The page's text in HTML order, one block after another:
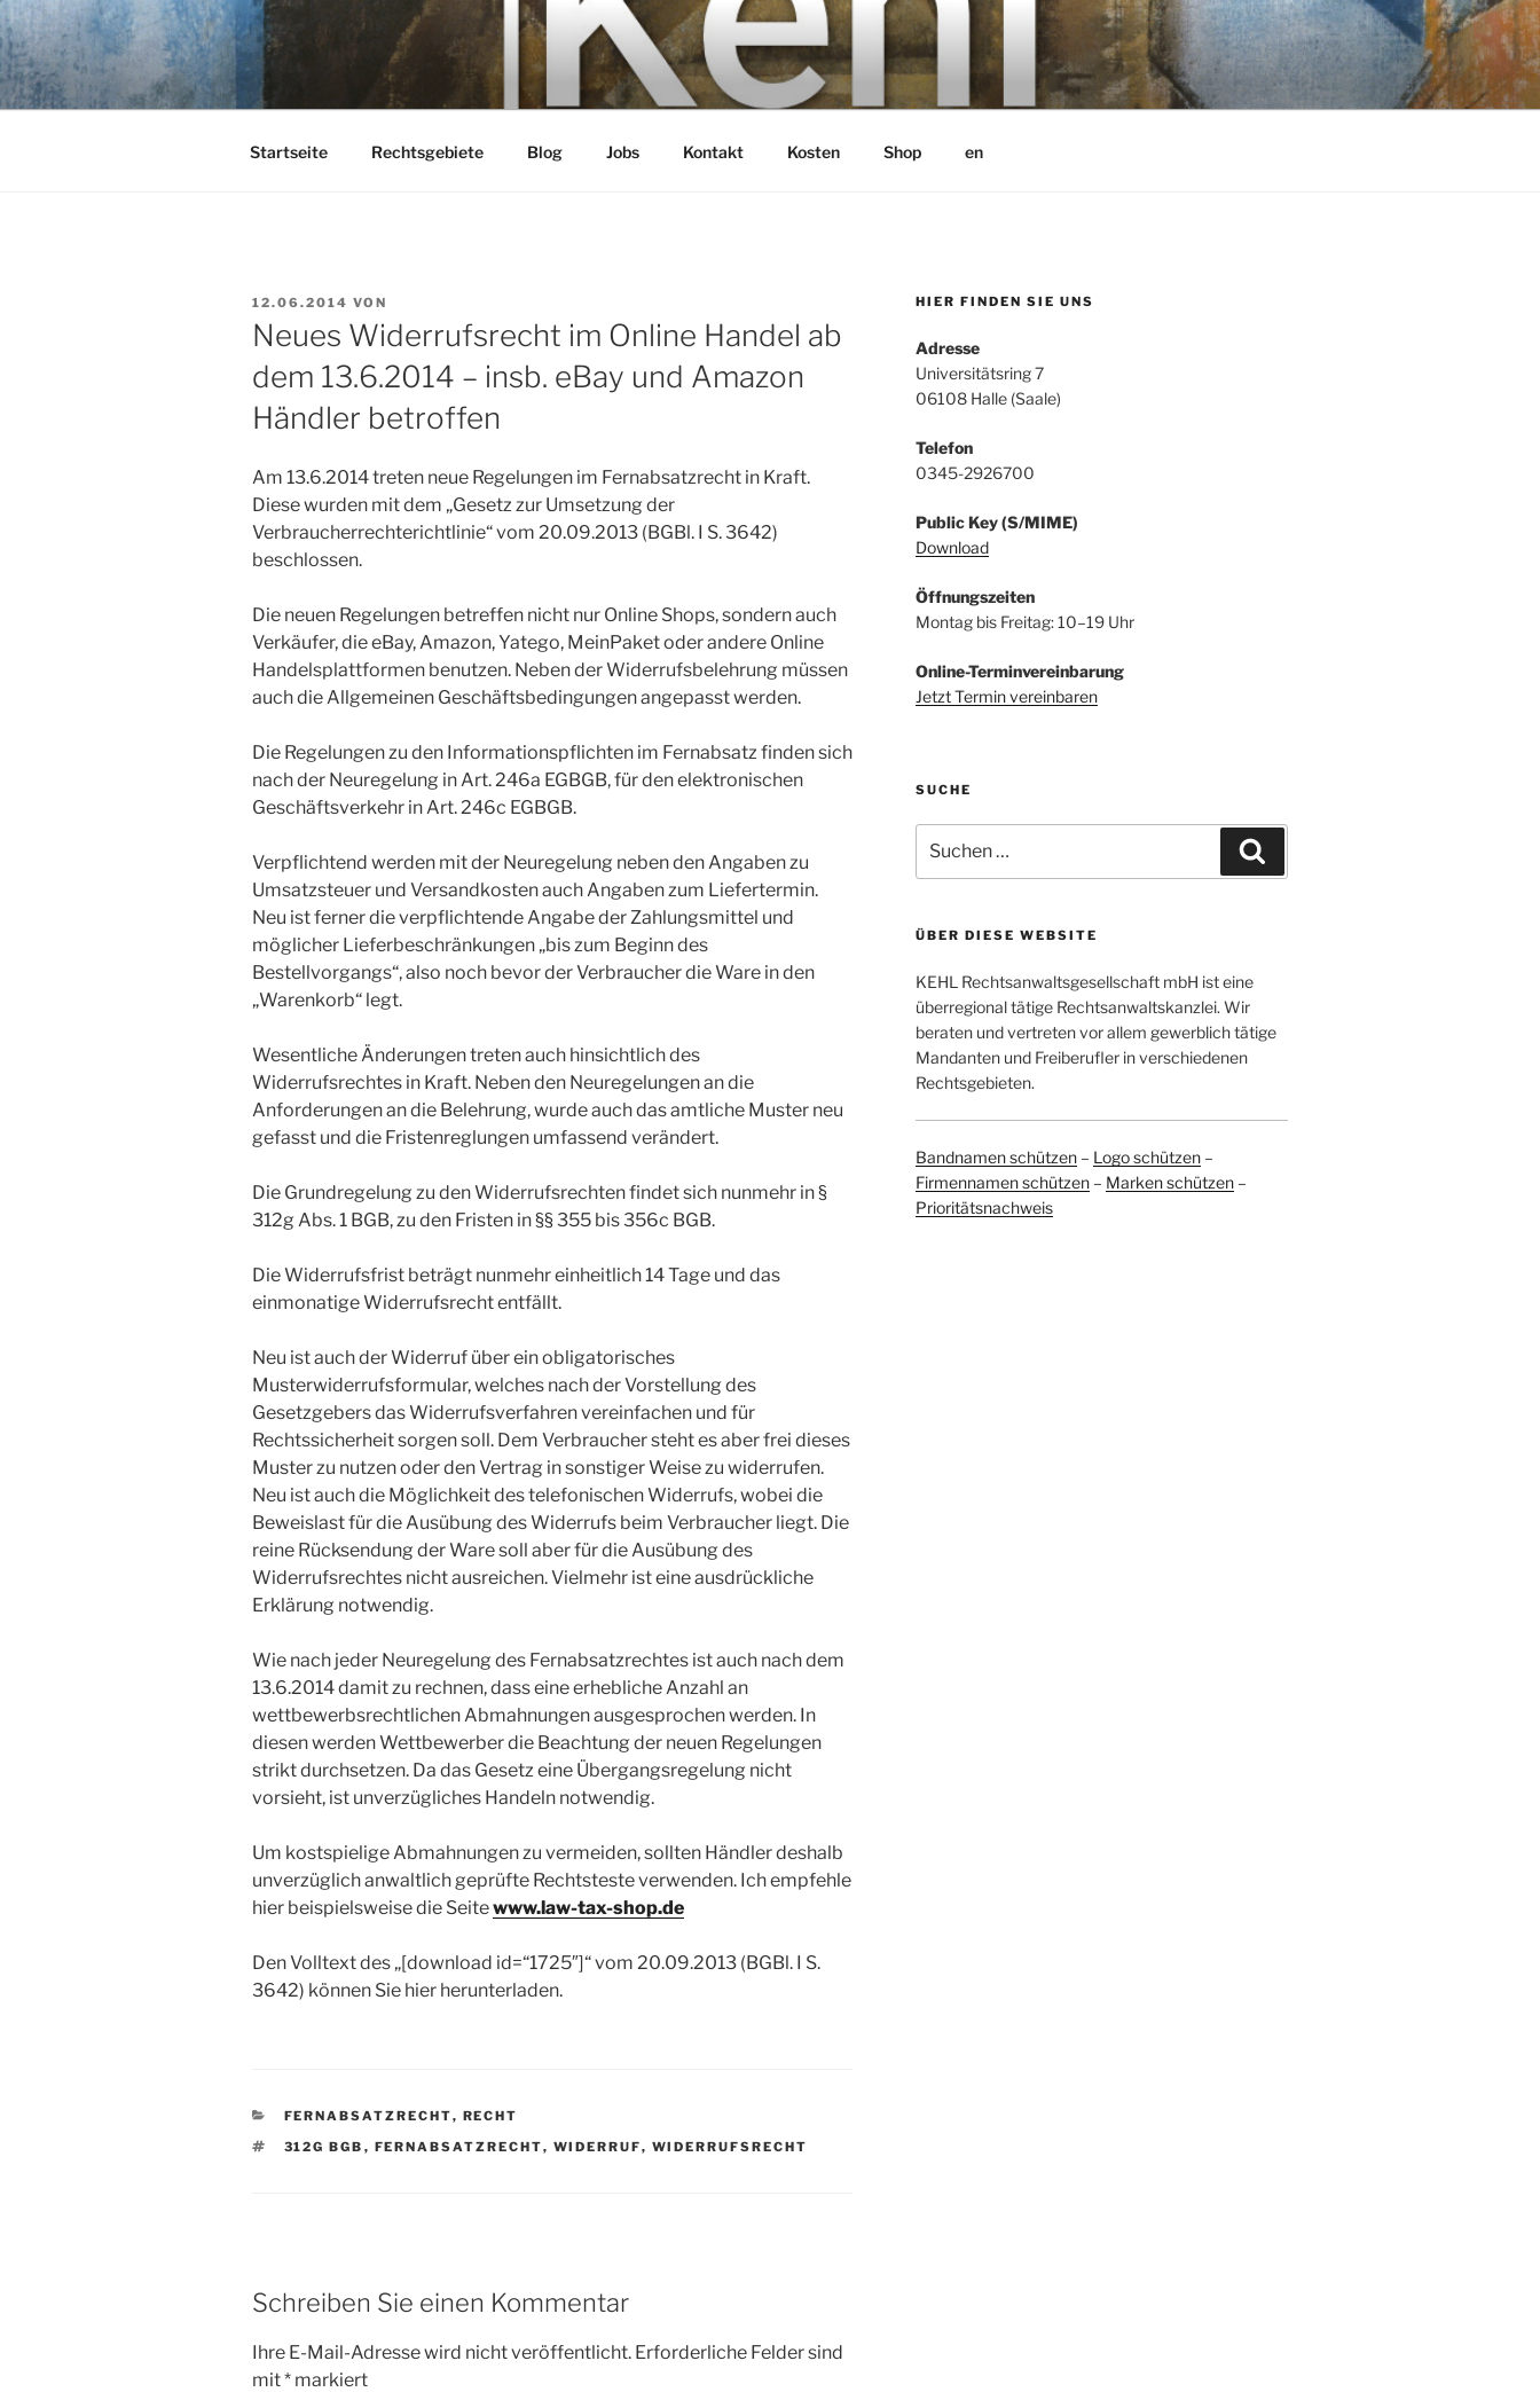
Zum
Inhalt
springen
KEHL
Rechtsanwaltsgesellschaft mbH
Startseite Rechtsgebiete Blog Jobs Kontakt Kosten Shop en
VERÖFFENTLICHT
AM
12.06.2014 VON
Neues Widerrufsrecht im Online Handel ab
dem 13.6.2014 – insb. eBay und Amazon
Händler betroffen
Am 13.6.2014 treten neue Regelungen im Fernabsatzrecht in Kraft.
Diese wurden mit dem „Gesetz zur Umsetzung der
Verbraucherrechterichtlinie“ vom 20.09.2013 (BGBl. I S. 3642)
beschlossen.
Die neuen Regelungen betreffen nicht nur Online Shops, sondern auch
Verkäufer, die eBay, Amazon, Yatego, MeinPaket oder andere Online
Handelsplattformen benutzen. Neben der Widerrufsbelehrung müssen
auch die Allgemeinen Geschäftsbedingungen angepasst werden.
Die Regelungen zu den Informationspflichten im Fernabsatz finden sich
nach der Neuregelung in Art. 246a EGBGB, für den elektronischen
Geschäftsverkehr in Art. 246c EGBGB.
Verpflichtend werden mit der Neuregelung neben den Angaben zu
Umsatzsteuer und Versandkosten auch Angaben zum Liefertermin.
Neu ist ferner die verpflichtende Angabe der Zahlungsmittel und
möglicher Lieferbeschränkungen „bis zum Beginn des
Bestellvorgangs“, also noch bevor der Verbraucher die Ware in den
„Warenkorb“ legt.
Wesentliche Änderungen treten auch hinsichtlich des
Widerrufsrechtes in Kraft. Neben den Neuregelungen an die
Anforderungen an die Belehrung, wurde auch das amtliche Muster neu
gefasst und die Fristenreglungen umfassend verändert.
Die Grundregelung zu den Widerrufsrechten findet sich nunmehr in §
312g Abs. 1 BGB, zu den Fristen in §§ 355 bis 356c BGB.
Die Widerrufsfrist beträgt nunmehr einheitlich 14 Tage und das
einmonatige Widerrufsrecht entfällt.
Neu ist auch der Widerruf über ein obligatorisches
Musterwiderrufsformular, welches nach der Vorstellung des
Gesetzgebers das Widerrufsverfahren vereinfachen und für
Rechtssicherheit sorgen soll. Dem Verbraucher steht es aber frei dieses
Muster zu nutzen oder den Vertrag in sonstiger Weise zu widerrufen.
Neu ist auch die Möglichkeit des telefonischen Widerrufs, wobei die
Beweislast für die Ausübung des Widerrufs beim Verbraucher liegt. Die
reine Rücksendung der Ware soll aber für die Ausübung des
Widerrufsrechtes nicht ausreichen. Vielmehr ist eine ausdrückliche
Erklärung notwendig.
Wie nach jeder Neuregelung des Fernabsatzrechtes ist auch nach dem
13.6.2014 damit zu rechnen, dass eine erhebliche Anzahl an
wettbewerbsrechtlichen Abmahnungen ausgesprochen werden. In
diesen werden Wettbewerber die Beachtung der neuen Regelungen
strikt durchsetzen. Da das Gesetz eine Übergangsregelung nicht
vorsieht, ist unverzügliches Handeln notwendig.
Um kostspielige Abmahnungen zu vermeiden, sollten Händler deshalb
unverzüglich anwaltlich geprüfte Rechtsteste verwenden. Ich empfehle
hier beispielsweise die Seitewww.law-tax-shop.de
Den Volltext des „[download id=“1725″]“ vom 20.09.2013 (BGBl. I S.
3642) können Sie hier herunterladen.
KATEGORIEN
FERNABSATZRECHT, RECHT
SCHLAGWÖRTER
312G BGB , FERNABSATZRECHT, WIDERRUF, WIDERRUFSRECHT
Schreiben Sie einen Kommentar
Ihre E-Mail-Adresse wird nicht veröffentlicht. Erforderliche Felder sind
mit* markiert
HIER FINDEN SIE UNS
Adresse
Universitätsring 7
06108 Halle (Saale)
Telefon
0345-2926700
Public Key (S/MIME)
Download
Öffnungszeiten
Montag bis Freitag: 10–19 Uhr
Online-Terminvereinbarung
Jetzt Termin vereinbaren
SUCHE
nach:
ÜBER DIESE WEBSITE
KEHL Rechtsanwaltsgesellschaft mbH ist eine
überregional tätige Rechtsanwaltskanzlei. Wir
beraten und vertreten vor allem gewerblich tätige
Mandanten und Freiberufler in verschiedenen
Rechtsgebieten.
Bandnamen schützen– Logo schützen–
Firmennamen schützen– Marken schützen–
Prioritätsnachweis